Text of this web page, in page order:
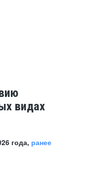
видах
года, ранее